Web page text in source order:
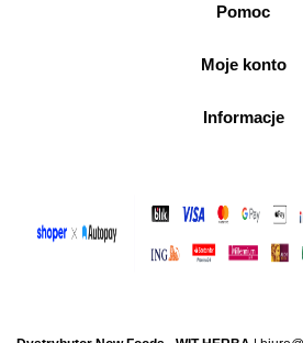
Pomoc
Moje konto
Informacje